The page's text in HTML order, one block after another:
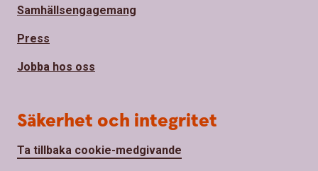
Samhällsengagemang
Press
Jobba hos oss
Säkerhet och integritet
Ta tillbaka cookie-medgivande